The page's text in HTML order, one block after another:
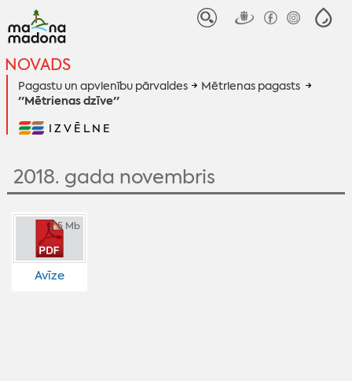
NOVADS
Pagastu un apvienību pārvaldes Mētrienas pagasts
''Mētrienas dzīve''
IZVĒLNE
2018. gada novembris
2.5 Mb
Avīze